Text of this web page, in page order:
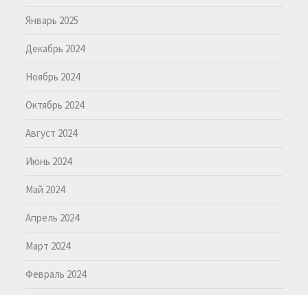
Январь 2025
Декабрь 2024
Ноябрь 2024
Октябрь 2024
Август 2024
Июнь 2024
Май 2024
Апрель 2024
Март 2024
Февраль 2024